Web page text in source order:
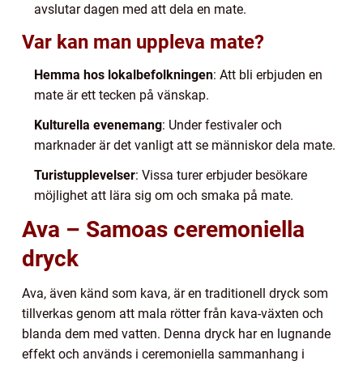
avslutar dagen med att dela en mate.
Var kan man uppleva mate?
Hemma hos lokalbefolkningen: Att bli erbjuden en
mate är ett tecken på vänskap.
Kulturella evenemang: Under festivaler och
marknader är det vanligt att se människor dela mate.
Turistupplevelser: Vissa turer erbjuder besökare
möjlighet att lära sig om och smaka på mate.
Ava – Samoas ceremoniella
dryck
Ava, även känd som kava, är en traditionell dryck som
tillverkas genom att mala rötter från kava-växten och
blanda dem med vatten. Denna dryck har en lugnande
effekt och används i ceremoniella sammanhang i